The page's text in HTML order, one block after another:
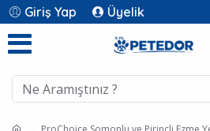
Giriş Yap Üyelik